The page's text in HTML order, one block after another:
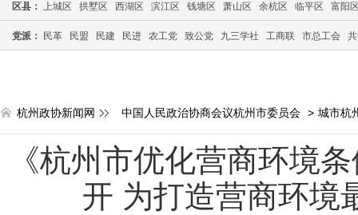
区县： 上城区 拱墅区 西湖区 滨江区 钱塘区 萧山区 余杭区 临平区 富阳
党派： 民革 民盟 民建 民进 农工党 致公党 九三学社 工商联 市总工会
杭州政协新闻网 中国人民政治协商会议杭州市委员会 > 城市杭
《杭州市优化营商环境
开 为打造营商环境